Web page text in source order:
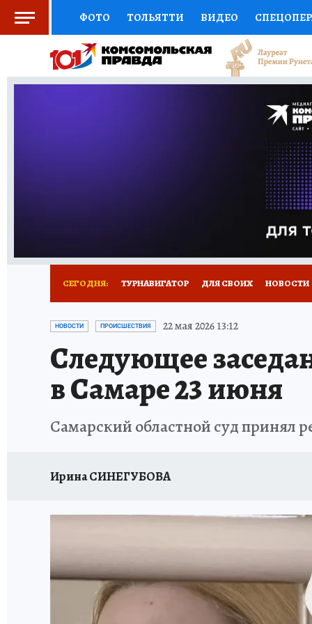
ФОТО ТОЛЬЯТТИ ВИДЕО
СОЦПОДДЕРЖКА НАУКА СПОРТ
ВЫБОР ЭКСПЕРТОВ ДОКТОР
ПРОГНОЗЫ НА СПОРТ
СЕГОДНЯ: ТУРНАВИГАТОР ДЛЯ СВОИХ НОВОСТИ
НАДЕЖНЫЕ РАБОТОДАТЕЛИ
НОВЫЙ ГОД В САМАРЕ КП В МАХ
КУЙБЫШЕВ - ФРОНТУ ИТОГИ ГОДА-2024
ЗАПОВЕДНАЯ РОССИЯ СЧАСТЬЕ В СЕМЬЕ
НОВОСТИ ПРОИСШЕСТВИЯ 22 мая 2026 13:12
Следующее
в Самаре 23 июня
Самарский областной суд принял
Ирина СИНЕГУБОВА